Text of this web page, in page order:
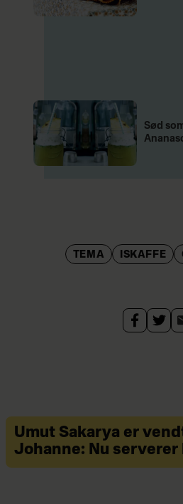
Sød
TEMA ISKAFFE
Umut Sakarya er
Johanne: Nu